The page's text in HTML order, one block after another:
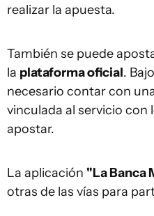
realizar la apuesta.
También se puede
la plataforma oficial.
necesario contar con
vinculada al servicio con
apostar.
La aplicación "La Banca
otras de las vías para